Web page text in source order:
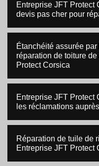
Entreprise JFT Protect
devis pas cher pour
Étanchéité assurée
réparation de toiture
Protect Corsica
Entreprise JFT Protect
les réclamations
Réparation de tuile de
Entreprise JFT Protect